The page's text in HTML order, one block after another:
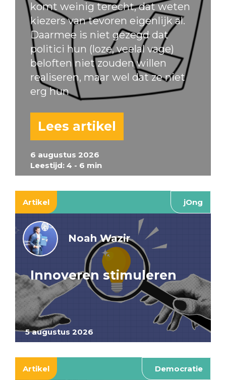
6 augustus 2026
Leestijd: 4 - 6 min
komt weinig terecht, dat weten
kiezers van tevoren eigenlijk al.
Daarmee is niet gezegd dat
politici hun (loze, veelal vage)
beloften niet zouden willen
realiseren, maar wel dat ze niet
erg hun
Lees artikel
Artikel jOng
5 augustus 2026
Noah Wazir
Innoveren stimuleren
Artikel Democratie